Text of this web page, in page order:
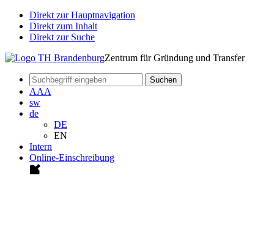
Direkt zur Hauptnavigation
Direkt zum Inhalt
Direkt zur Suche
Suchen
AAA
sw
de
DE
EN
Intern
Online-Einschreibung
Zentrum für Gründung und Transfer